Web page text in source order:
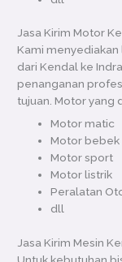
Jasa Kirim Motor
Kami
dari Kendal ke
penanganan
tujuan. Motor yang
Motor matic
Motor bebek
Motor sport
Motor listrik
Peralatan
dll
Jasa Kirim Mesin
Untuk kebutuhan